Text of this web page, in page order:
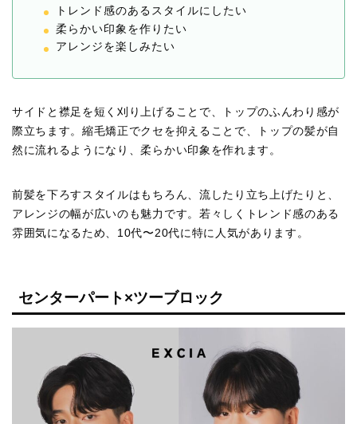
トレンド感のあるスタイルにしたい
柔らかい印象を作りたい
アレンジを楽しみたい
サイドと襟足を短く刈り上げることで、トップのふんわり感が
際立ちます。縮毛矯正でクセを抑えることで、トップの髪が自
然に流れるようになり、柔らかい印象を作れます。
前髪を下ろすスタイルはもちろん、流したり立ち上げたりと、
アレンジの幅が広いのも魅力です。若々しくトレンド感のある
雰囲気になるため、10代〜20代に特に人気があります。
センターパート×ツーブロック